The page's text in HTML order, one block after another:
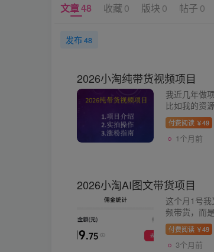
文章48 收藏 0 版块 0 帖子 0
发布48
2026小淘纯带货视频项目
我近几年做
比如我的资
够长久稳定
比如B站传
付费阅读 ￥49
1个月前
2026小淘AI图文带货项目
这个月1号
频带货，而
所以把这个
视频混剪，
付费阅读 ￥49
3个月前